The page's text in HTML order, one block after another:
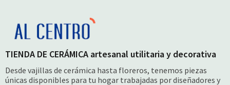
TIENDA DE CERÁMICA artesanal utilitaria y decorativa
Desde vajillas de cerámica hasta floreros, tenemos piezas
únicas disponibles para tu hogar trabajadas por diseñadores y